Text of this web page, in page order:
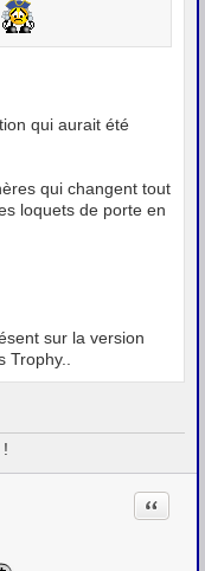
qui aurait été
qui changent tout
loquets de porte en
sur la version
!
Citation